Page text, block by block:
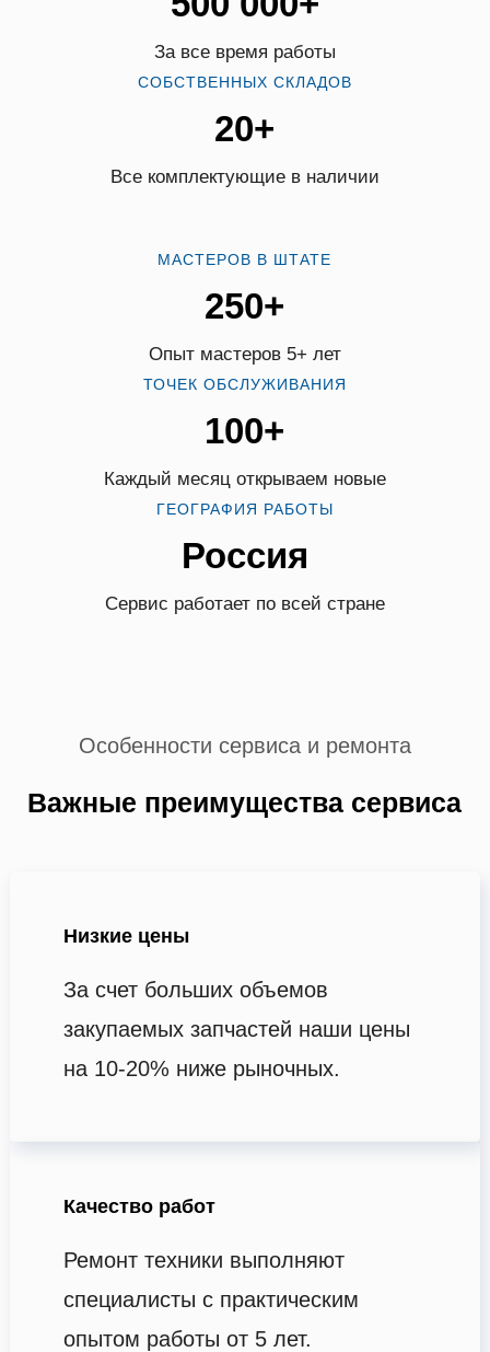
За все время работы
СОБСТВЕННЫХ СКЛАДОВ
20+
Все комплектующие в наличии
МАСТЕРОВ В ШТАТЕ
250+
Опыт мастеров 5+ лет
ТОЧЕК ОБСЛУЖИВАНИЯ
100+
Каждый месяц открываем новые
ГЕОГРАФИЯ РАБОТЫ
Россия
Сервис работает по всей стране
Особенности сервиса и ремонта
Важные преимущества сервиса
Низкие цены
За счет больших объемов
закупаемых запчастей наши цены
на 10-20% ниже рыночных.
Качество работ
Ремонт техники выполняют
специалисты с практическим
опытом работы от 5 лет.